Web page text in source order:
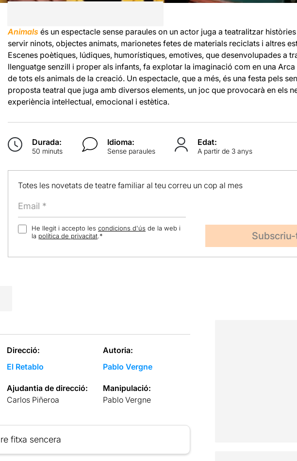
Animals és un espectacle sense paraules on un actor juga a teatralitzar històries
servir ninots, objectes animats, marionetes fetes de materials reciclats i altres
Escenes poètiques, lúdiques, humorístiques, emotives, que desenvolupades a
llenguatge senzill i proper als infants, fa explotar la imaginació com en una
de tots els animals de la creació. Un espectacle, que a més, és una festa pels
proposta teatral que juga amb diversos elements, un joc que provocarà en els
experiència intel·lectual, emocional i estètica.
Durada:
50 minuts
Idioma:
Sense paraules
Edat:
A partir de 3 anys
Totes les novetats de teatre familiar al teu correu un cop al mes
He llegit i accepto les condicions d'ús de la web i
la política de privacitat.*
Direcció:
El Retablo
Autoria:
Pablo Vergne
Ajudantia de direcció:
Carlos Piñeroa
Manipulació:
Pablo Vergne
fitxa sencera